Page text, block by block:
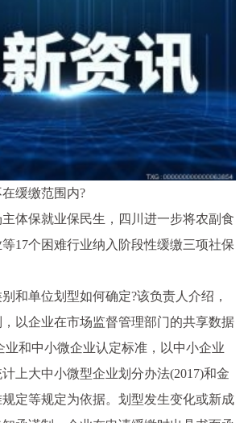
缓缴范围内?
体保就业保民生，四川进一步将农副食
17个困难行业纳入阶段性缓缴三项社保
和单位划型如何确定?该负责人介绍，
以企业在市场监督管理部门的共享数据
业和中小微企业认定标准，以中小企业
上大中小微型企业划分办法(2017)和金
定等规定为依据。划型发生变化或新成